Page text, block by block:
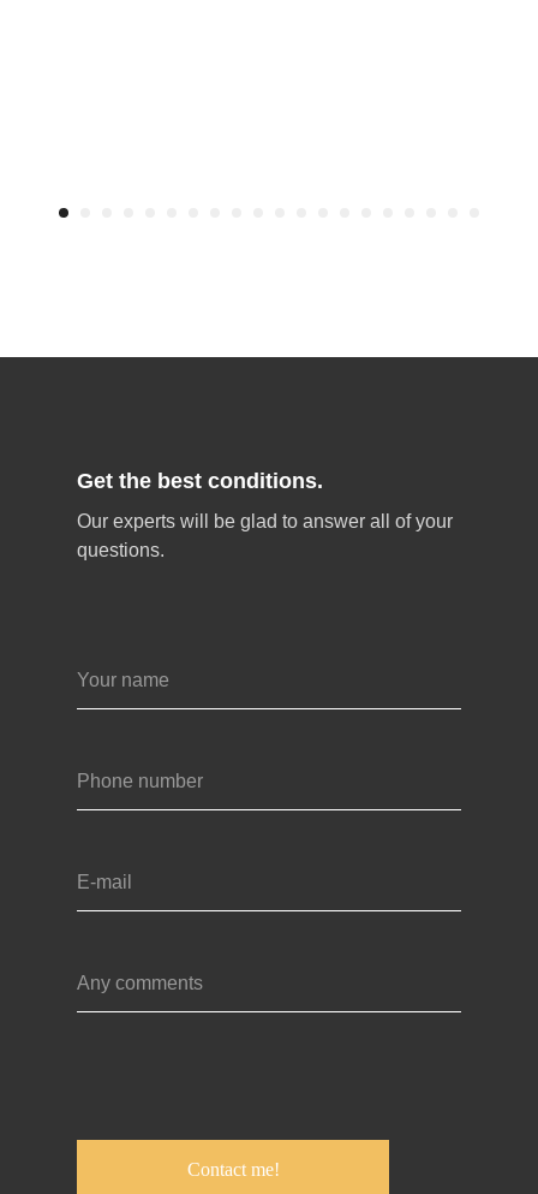
Contact me!
Get the best conditions.
Our experts will be glad to answer all of your
questions.